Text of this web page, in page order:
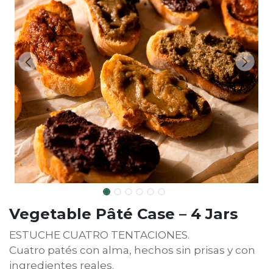
Vegetable Pâté Case – 4 Jars
ESTUCHE CUATRO TENTACIONES.
Cuatro patés con alma, hechos sin prisas y con
ingredientes reales.